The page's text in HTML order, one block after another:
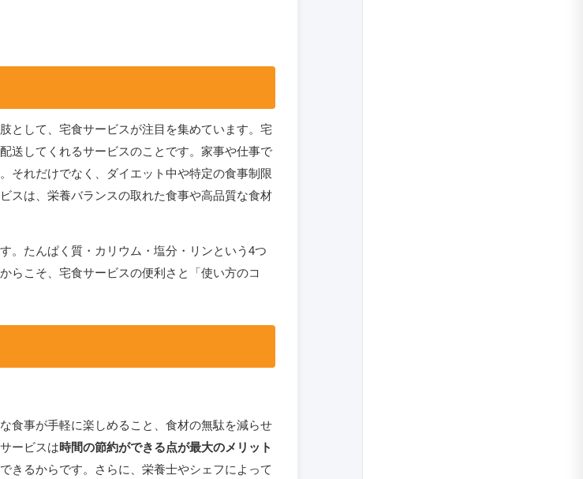
として、宅食サービスが注目を集めています。宅
送してくれるサービスのことです。家事や仕事で
それだけでなく、ダイエット中や特定の食事制限
スは、栄養バランスの取れた食事や高品質な食材
。たんぱく質・カリウム・塩分・リンという4つ
らこそ、宅食サービスの便利さと「使い方のコ
食事が手軽に楽しめること、食材の無駄を減らせ
ービスは時間の節約ができる点が最大のメリット
きるからです。さらに、栄養士やシェフによって